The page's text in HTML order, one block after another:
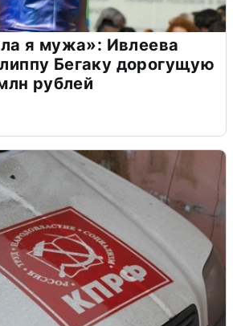
я мужа»: Ивлеева
Бегаку дорогущую
рублей